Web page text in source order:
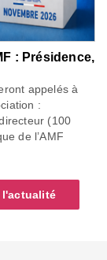
: Présidence,
appelés à
:
(100
de l’AMF
l'actualité